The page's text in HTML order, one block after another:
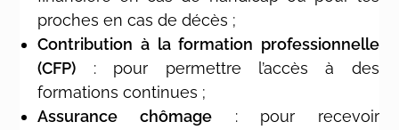
proches en cas de décès ;
Contribution à la formation professionnelle
(CFP) : pour permettre l’accès à des
formations continues ;
Assurance chômage: pour recevoir